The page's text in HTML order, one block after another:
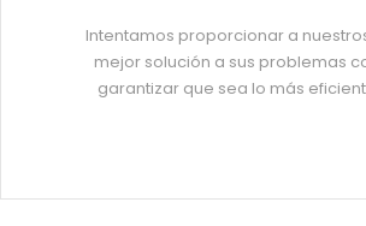
Intentamos proporcionar a
mejor solución a sus problemas
garantizar que sea lo más